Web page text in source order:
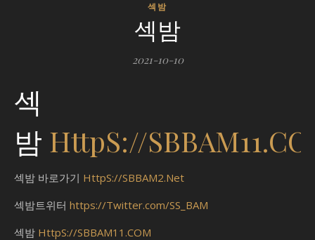
섹밤
섹밤
2021-10-10
섹
밤 HttpS://
섹밤 바로가기 HttpS://SBBAM2.Net
섹밤트위터 https://Twitter.com/SS_BAM
섹밤 HttpS://SBBAM11.COM